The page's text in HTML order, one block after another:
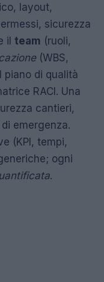
layout,
sicurezza
il team (ruoli,
(WBS,
piano di qualità
RACI. Una
cantieri,
emergenza.
(KPI, tempi,
ogni
.